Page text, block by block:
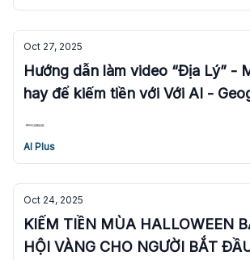
Oct 27, 2025
Hướng dẫn làm video “Địa Lý” -
hay để kiếm tiền với Với AI -
AI Plus
Oct 24, 2025
KIẾM TIỀN MÙA HALLOWEEN
HỘI VÀNG CHO NGƯỜI BẮT